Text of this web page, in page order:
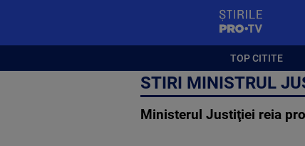
TOP CITITE
STIRI MINISTRUL
Ministerul Justiţiei reia